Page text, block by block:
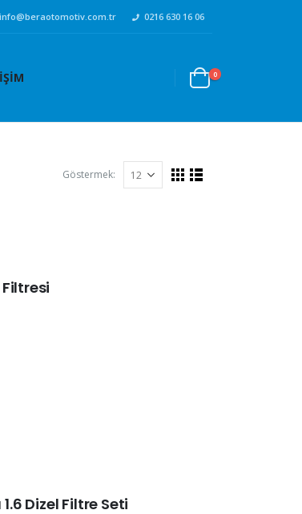
info@beraotomotiv.com.tr 0216 630 16 06
0
Göstermek:
Filtresi
Dizel Filtre Seti